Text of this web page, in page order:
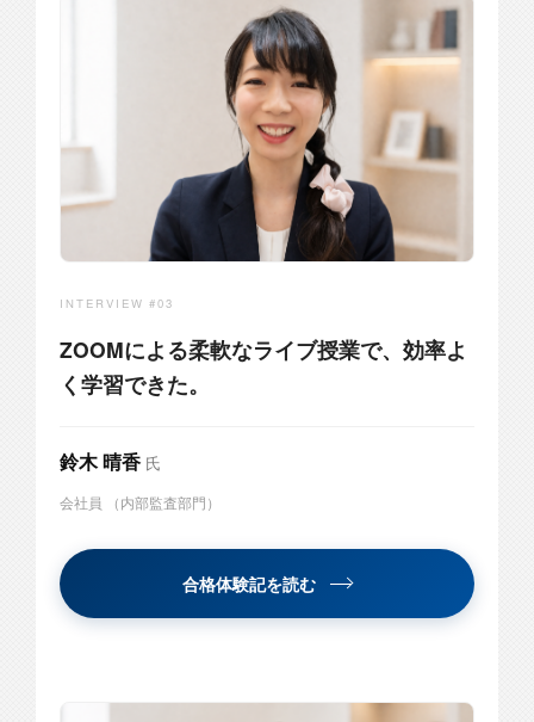
INTERVIEW #03
ZOOMによる柔軟なライブ授業で、効率よ
く学習できた。
鈴木 晴香 氏
会社員 （内部監査部門）
合格体験記を読む